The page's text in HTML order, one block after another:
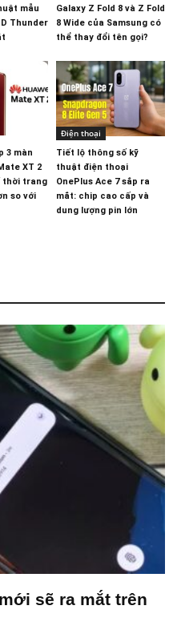
mẫu
Thunder
Galaxy Z Fold 8 và Z Fold
8 Wide của Samsung có
thể thay đổi tên gọi?
3 màn
XT 2
thời trang
so với
Điện thoại
Tiết lộ thông số kỹ
thuật điện thoại
OnePlus Ace 7 sắp ra
mắt: chip cao cấp và
dung lượng pin lớn
sẽ ra mắt trên